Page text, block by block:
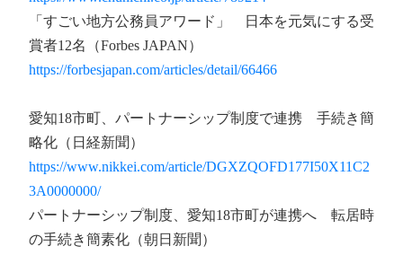
「すごい地方公務員アワード」 日本を元気にする受
賞者12名（Forbes JAPAN）
https://forbesjapan.com/articles/detail/66466
愛知18市町、パートナーシップ制度で連携 手続き簡
略化（日経新聞）
https://www.nikkei.com/article/DGXZQOFD177I50X11C2
3A0000000/
パートナーシップ制度、愛知18市町が連携へ 転居時
の手続き簡素化（朝日新聞）